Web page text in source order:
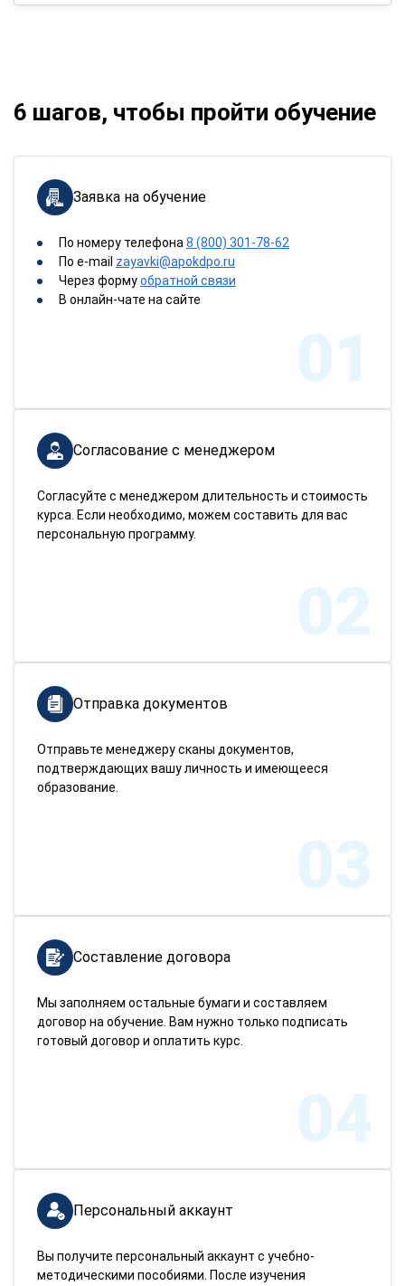
6 шагов, чтобы пройти обучение
Заявка на обучение
По номеру телефона 8 (800) 301-78-62
По e-mail zayavki@apokdpo.ru
Через формуобратной связи
В онлайн-чате на сайте
01
Согласование с менеджером
Согласуйте с менеджером длительность и стоимость
курса. Если необходимо, можем составить для вас
персональную программу.
02
Отправка документов
Отправьте менеджеру сканы документов,
подтверждающих вашу личность и имеющееся
образование.
03
Составление договора
Мы заполняем остальные бумаги и составляем
договор на обучение. Вам нужно только подписать
готовый договор и оплатить курс.
04
Персональный аккаунт
Вы получите персональный аккаунт с учебно-
методическими пособиями. После изучения